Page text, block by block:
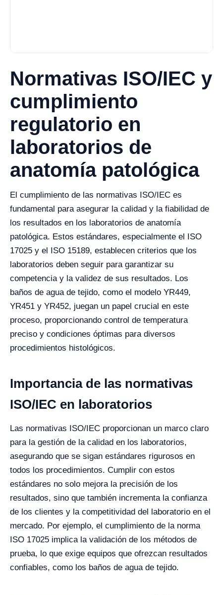
Normativas ISO/IEC y
cumplimiento
regulatorio en
laboratorios de
anatomía patológica
El cumplimiento de las normativas ISO/IEC es
fundamental para asegurar la calidad y la fiabilidad de
los resultados en los laboratorios de anatomía
patológica. Estos estándares, especialmente el ISO
17025 y el ISO 15189, establecen criterios que los
laboratorios deben seguir para garantizar su
competencia y la validez de sus resultados. Los
baños de agua de tejido, como el modelo YR449,
YR451 y YR452, juegan un papel crucial en este
proceso, proporcionando control de temperatura
preciso y condiciones óptimas para diversos
procedimientos histológicos.
Importancia de las normativas
ISO/IEC en laboratorios
Las normativas ISO/IEC proporcionan un marco claro
para la gestión de la calidad en los laboratorios,
asegurando que se sigan estándares rigurosos en
todos los procedimientos. Cumplir con estos
estándares no solo mejora la precisión de los
resultados, sino que también incrementa la confianza
de los clientes y la competitividad del laboratorio en el
mercado. Por ejemplo, el cumplimiento de la norma
ISO 17025 implica la validación de los métodos de
prueba, lo que exige equipos que ofrezcan resultados
confiables, como los baños de agua de tejido.